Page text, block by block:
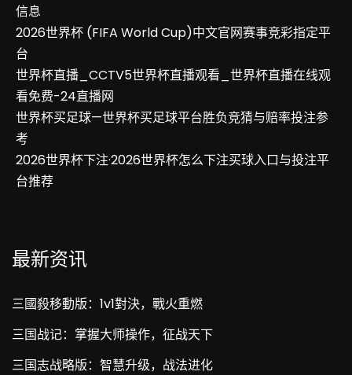
信息
2026世界杯 (FIFA World Cup)中文官网赛事竞彩指定平
台
世界杯直播_CCTV5世界杯直播观看_世界杯直播在线观
看免费-24直播网
世界杯买足球—世界杯买足球平台胜负竞猜与赔率投注参
考
2026世界杯下注·2026世界杯怎么下注买球入口与投注平
台推荐
最新资讯
三國殺移動版：1v1對決，戰火重燃
三国战记：掌握大师操作，征战天下
三国志战略版：智慧升级，战法进化